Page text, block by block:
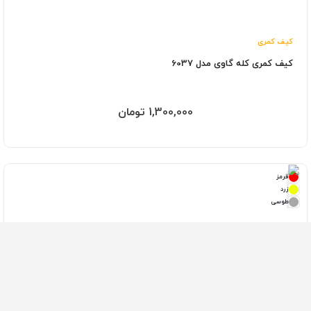
کیف کمری
کیف کمری کله گاوی مدل 6037
1,300,000 تومان
قرمز
زرد
طوسی